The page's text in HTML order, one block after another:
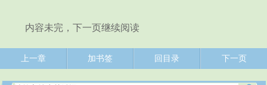
内容未完，下一页继续阅读
上一章 加书签 回目录 下一页